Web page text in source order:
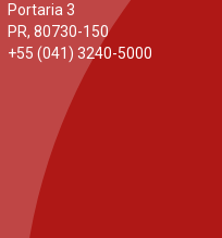
Portaria 3
PR,80730-150
+55 (041) 3240-5000